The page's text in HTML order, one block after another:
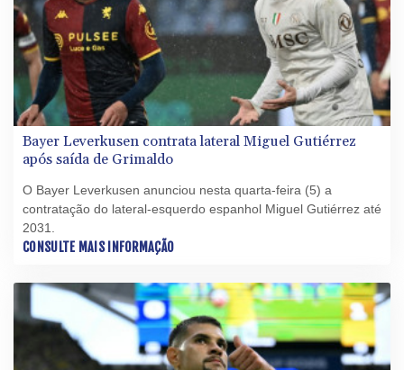
Bayer Leverkusen contrata lateral Miguel Gutiérrez
após saída de Grimaldo
O Bayer Leverkusen anunciou nesta quarta-feira (5) a
contratação do lateral-esquerdo espanhol Miguel Gutiérrez até
2031.
CONSULTE MAIS INFORMAÇÃO